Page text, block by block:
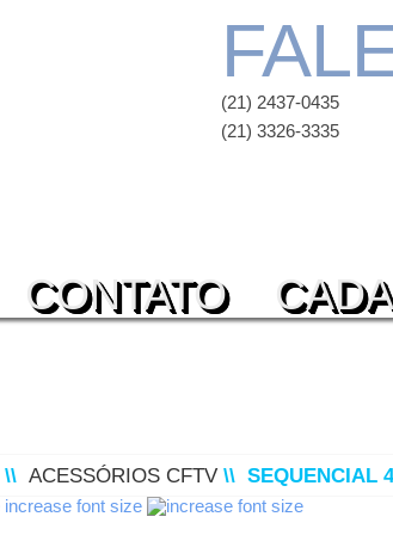
(21) 2437-0435
(21) 3326-3335
CONTATO
\\ ACESSÓRIOS CFTV \\ SEQUENCIAL
increase font size